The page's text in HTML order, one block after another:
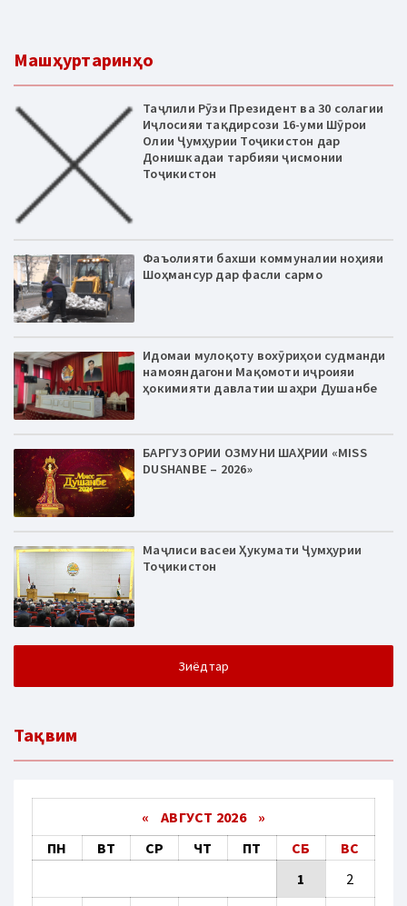
Машҳуртаринҳо
Таҷлили Рӯзи Президент ва 30 солагии
Иҷлосияи тақдирсози 16-уми Шӯрои
Олии Ҷумҳурии Тоҷикистон дар
Донишкадаи тарбияи ҷисмонии
Тоҷикистон
Фаъолияти бахши коммуналии ноҳияи
Шоҳмансур дар фасли сармо
Идомаи мулоқоту вохӯриҳои судманди
намояндагони Мақомоти иҷроияи
ҳокимияти давлатии шаҳри Душанбе
БАРГУЗОРИИ ОЗМУНИ ШАҲРИИ «MISS
DUSHANBE – 2026»
Маҷлиси васеи Ҳукумати Ҷумҳурии
Тоҷикистон
Зиёдтар
Тақвим
« АВГУСТ 2026 »
ПН
ВТ СР ЧТ ПТ СБ
ВС
1
2